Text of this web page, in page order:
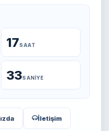
17SAAT
33SANIYE
İletişim